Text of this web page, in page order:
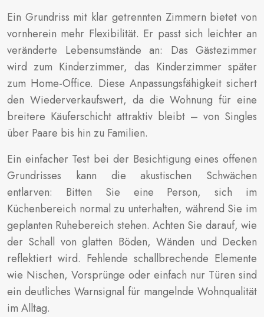
Ein Grundriss mit klar getrennten Zimmern bietet von
vornherein mehr Flexibilität. Er passt sich leichter an
veränderte Lebensumstände an: Das Gästezimmer
wird zum Kinderzimmer, das Kinderzimmer später
zum Home-Office. Diese Anpassungsfähigkeit sichert
den Wiederverkaufswert, da die Wohnung für eine
breitere Käuferschicht attraktiv bleibt – von Singles
über Paare bis hin zu Familien.
Ein einfacher Test bei der Besichtigung eines offenen
Grundrisses kann die akustischen Schwächen
entlarven: Bitten Sie eine Person, sich im
Küchenbereich normal zu unterhalten, während Sie im
geplanten Ruhebereich stehen. Achten Sie darauf, wie
der Schall von glatten Böden, Wänden und Decken
reflektiert wird. Fehlende schallbrechende Elemente
wie Nischen, Vorsprünge oder einfach nur Türen sind
ein deutliches Warnsignal für mangelnde Wohnqualität
im Alltag.